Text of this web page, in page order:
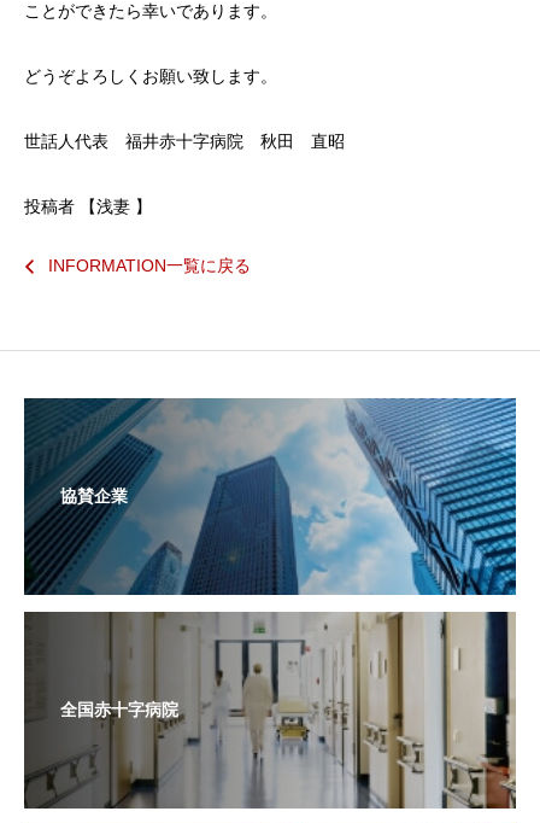
ことができたら幸いであります。
どうぞよろしくお願い致します。
世話人代表 福井赤十字病院 秋田 直昭
投稿者 【浅妻 】
INFORMATION一覧に戻る
協賛企業
全国赤十字病院